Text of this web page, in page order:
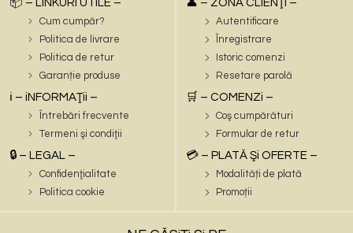
📦 – LiNKURi UTiLE –
Cum cumpăr?
Politica de livrare
Politica de retur
Garanție produse
ℹ️ – iNFORMAŢii –
Întrebări frecvente
Termeni şi condiţii
🔒 – LEGAL –
Confidenţialitate
Politica cookie
👤 – ZONA CLiENŢi –
Autentificare
Înregistrare
Istoric comenzi
Resetare parolă
🛒 – COMENZi –
Coş cumpărături
Formular de retur
💳 – PLATĂ Şi OFERTE –
Modalități de plată
Promoții